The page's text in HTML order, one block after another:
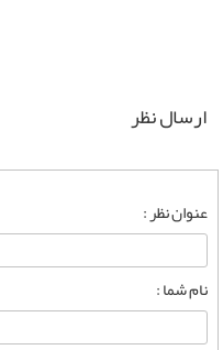
ارسال نظر
عنوان نظر :
نام شما :